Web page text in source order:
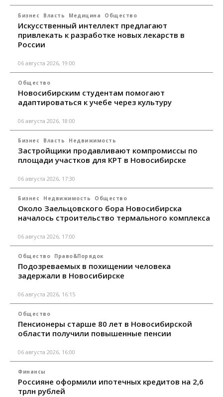
Бизнес Власть Медицина Общество
Искусственный интеллект предлагают
привлекать к разработке новых лекарств в
России
06 августа 2026, 19:00
Общество
Новосибирским студентам помогают
адаптироваться к учебе через культуру
06 августа 2026, 18:00
Бизнес Власть Недвижимость
Застройщики продавливают компромиссы по
площади участков для КРТ в Новосибирске
06 августа 2026, 17:30
Бизнес Недвижимость Общество
Около Заельцовского бора Новосибирска
началось строительство термального комплекса
06 августа 2026, 17:00
Общество Право&Порядок
Подозреваемых в похищении человека
задержали в Новосибирске
06 августа 2026, 16:15
Общество
Пенсионеры старше 80 лет в Новосибирской
области получили повышенные пенсии
06 августа 2026, 16:00
Финансы
Россияне оформили ипотечных кредитов на 2,6
трлн рублей